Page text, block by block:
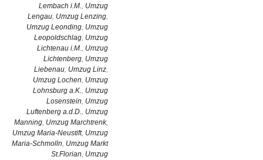
Lembach i.M., Umzug
Lengau, Umzug Lenzing,
Umzug Leonding, Umzug
Leopoldschlag, Umzug
Lichtenau i.M., Umzug
Lichtenberg, Umzug
Liebenau, Umzug Linz,
Umzug Lochen, Umzug
Lohnsburg a.K., Umzug
Losenstein, Umzug
Luftenberg a.d.D., Umzug
Manning, Umzug Marchtrenk,
Umzug Maria-Neustift, Umzug
Maria-Schmolln, Umzug Markt
St.Florian, Umzug